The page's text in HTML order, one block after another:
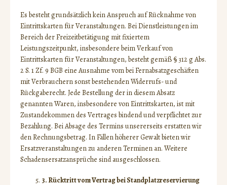
Es besteht grundsätzlich kein Anspruch auf Rücknahme von
Eintrittskarten für Veranstaltungen. Bei Dienstleistungen im
Bereich der Freizeitbetätigung mit fixiertem
Leistungszeitpunkt, insbesondere beim Verkauf von
Eintrittskarten für Veranstaltungen, besteht gemäß § 312 g Abs.
2 S. 1 Zf. 9 BGB eine Ausnahme vom bei Fernabsatzgeschäften
mit Verbrauchern sonst bestehenden Widerrufs- und
Rückgaberecht. Jede Bestellung der in diesem Absatz
genannten Waren, insbesondere von Eintrittskarten, ist mit
Zustandekommen des Vertrages bindend und verpflichtet zur
Bezahlung. Bei Absage des Termins unsererseits erstatten wir
den Rechnungsbetrag. In Fällen höherer Gewalt bieten wir
Ersatzveranstaltungen zu anderen Terminen an. Weitere
Schadensersatzansprüche sind ausgeschlossen.
3. Rücktritt vom Vertrag bei Standplatzreservierung